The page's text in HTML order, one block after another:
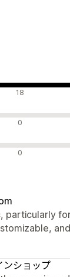
18
0
0
particularly
ンショップ